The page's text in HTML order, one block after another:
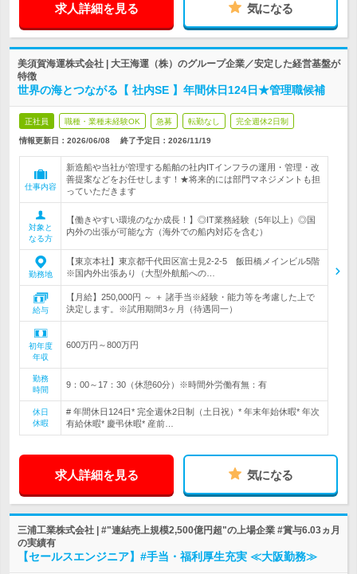
求人詳細を見る 気になる
美須賀海運株式会社 | 大王海運（株）のグループ企業／安定した経営基盤が
特徴
世界の海とつながる【 社内SE 】年間休日124日★管理職候補
正社員 職種・業種未経験OK 急募 転勤なし 完全週休2日制
情報更新日：2026/06/08 終了予定日： 2026/11/19
仕事内容
新造船や当社が管理する船舶の社内ITインフラの運用・管理・改
善提案などをお任せします！★将来的には部門マネジメントも担
っていただきます
対象と
なる方
【働きやすい環境のなか成長！】◎IT業務経験（5年以上）◎国
内外の出張が可能な方（海外での船内対応を含む）
勤務地
【東京本社】東京都千代田区富士見2-2-5 飯田橋メインビル5階
※国内外出張あり（大型外航船への…
給与
【月給】250,000円 ～ ＋ 諸手当※経験・能力等を考慮した上で
決定します。※試用期間3ヶ月（待遇同一）
初年度
年収
600万円～800万円
勤務
時間
9：00～17：30（休憩60分）※時間外労働有無：有
休日
休暇
# 年間休日124日* 完全週休2日制（土日祝）* 年末年始休暇* 年次
有給休暇* 慶弔休暇* 産前…
求人詳細を見る 気になる
三浦工業株式会社 | #"連結売上規模2,500億円超"の上場企業 #賞与6.03ヵ月
の実績有
【セールスエンジニア】#手当・福利厚生充実 ≪大阪勤務≫